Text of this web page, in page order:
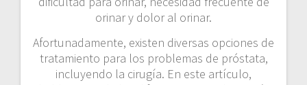
orinar y dolor al orinar.
Afortunadamente, existen diversas opciones de
tratamiento para los problemas de próstata,
incluyendo la cirugía. En este artículo,